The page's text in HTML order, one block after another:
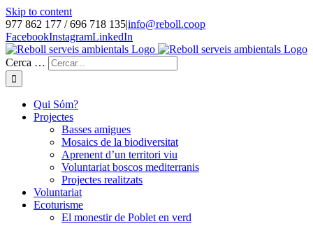
Skip to content
977 862 177 / 696 718 135|info@reboll.coop
FacebookInstagramLinkedIn
Cerca …
Qui Sóm?
Projectes
Basses amigues
Mosaics de la biodiversitat
Aprenent d’un territori viu
Voluntariat boscos mediterranis
Projectes realitzats
Voluntariat
Ecoturisme
El monestir de Poblet en verd